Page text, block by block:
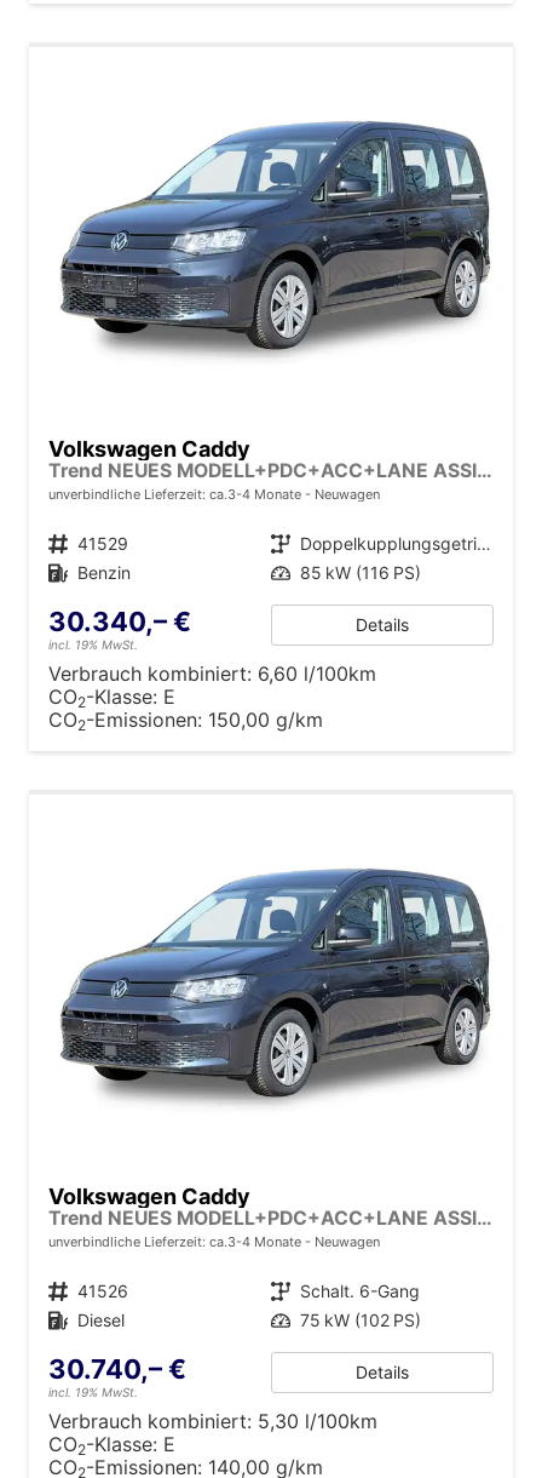
Volkswagen Caddy
Trend NEUES MODELL+PDC+ACC+LANE ASSIST
unverbindliche Lieferzeit: ca.3-4 Monate Neuwagen
Fahrzeugnr. 41529 Getriebe
Doppelkupplungsgetriebe (DSG)
Kraftstoff Benzin Leistung 85 kW (116 PS)
30.340,– €
incl. 19% MwSt.
Details
Verbrauch kombiniert: 6,60 l/100km
CO2-Klasse: E
CO2-Emissionen: 150,00 g/km
Volkswagen Caddy
Trend NEUES MODELL+PDC+ACC+LANE ASSIST
unverbindliche Lieferzeit: ca.3-4 Monate Neuwagen
Fahrzeugnr. 41526 Getriebe Schalt. 6-Gang
Kraftstoff Diesel Leistung 75 kW (102 PS)
30.740,– €
incl. 19% MwSt.
Details
Verbrauch kombiniert: 5,30 l/100km
CO2-Klasse: E
CO2-Emissionen: 140,00 g/km